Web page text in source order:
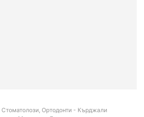
Стоматолози, Ортодонти - Кърджали